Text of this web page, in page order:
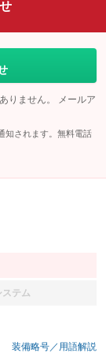
りません。 メールア
知されます。無料電話
ステム
装備略号／用語解説